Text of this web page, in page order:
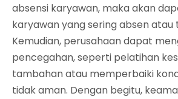
absensi karyawan, maka akan
karyawan yang sering absen
Kemudian, perusahaan dapat
pencegahan, seperti pelatihan
tambahan atau memperbaiki
tidak aman. Dengan begitu,